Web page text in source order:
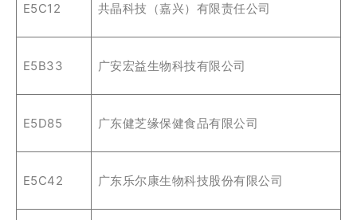
E5C12 共晶科技（嘉兴）有限责任公司
E5B33 广安宏益生物科技有限公司
E5D85 广东健芝缘保健食品有限公司
E5C42 广东乐尔康生物科技股份有限公司